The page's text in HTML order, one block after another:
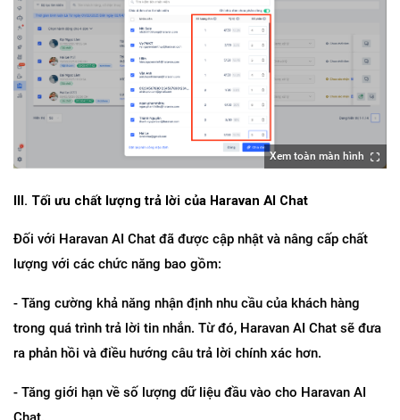
Xem toàn màn hình
III. Tối ưu chất lượng trả lời của Haravan AI Chat
Đối với Haravan AI Chat đã được cập nhật và nâng cấp chất
lượng với các chức năng bao gồm:
- Tăng cường khả năng nhận định nhu cầu của khách hàng
trong quá trình trả lời tin nhắn. Từ đó, Haravan AI Chat sẽ đưa
ra phản hồi và điều hướng câu trả lời chính xác hơn.
- Tăng giới hạn về số lượng dữ liệu đầu vào cho Haravan AI